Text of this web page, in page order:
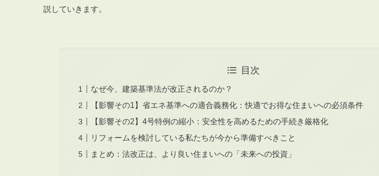
説していきます。
目次
なぜ今、建築基準法が改正されるのか？
【影響その1】省エネ基準への適合義務化：快適でお得な住まいへの必須条件
【影響その2】4号特例の縮小：安全性を高めるための手続き厳格化
リフォームを検討している私たちが今から準備すべきこと
まとめ：法改正は、より良い住まいへの「未来への投資」